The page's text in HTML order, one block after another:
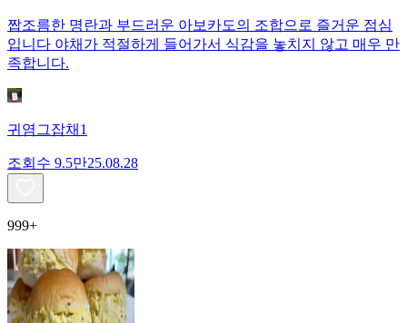
짭조름한 명란과 부드러운 아보카도의 조합으로 즐거운 점심
입니다 야채가 적절하게 들어가서 식감을 놓치지 않고 매우 만
족합니다.
귀염그잡채1
조회수 9.5만25.08.28
999+